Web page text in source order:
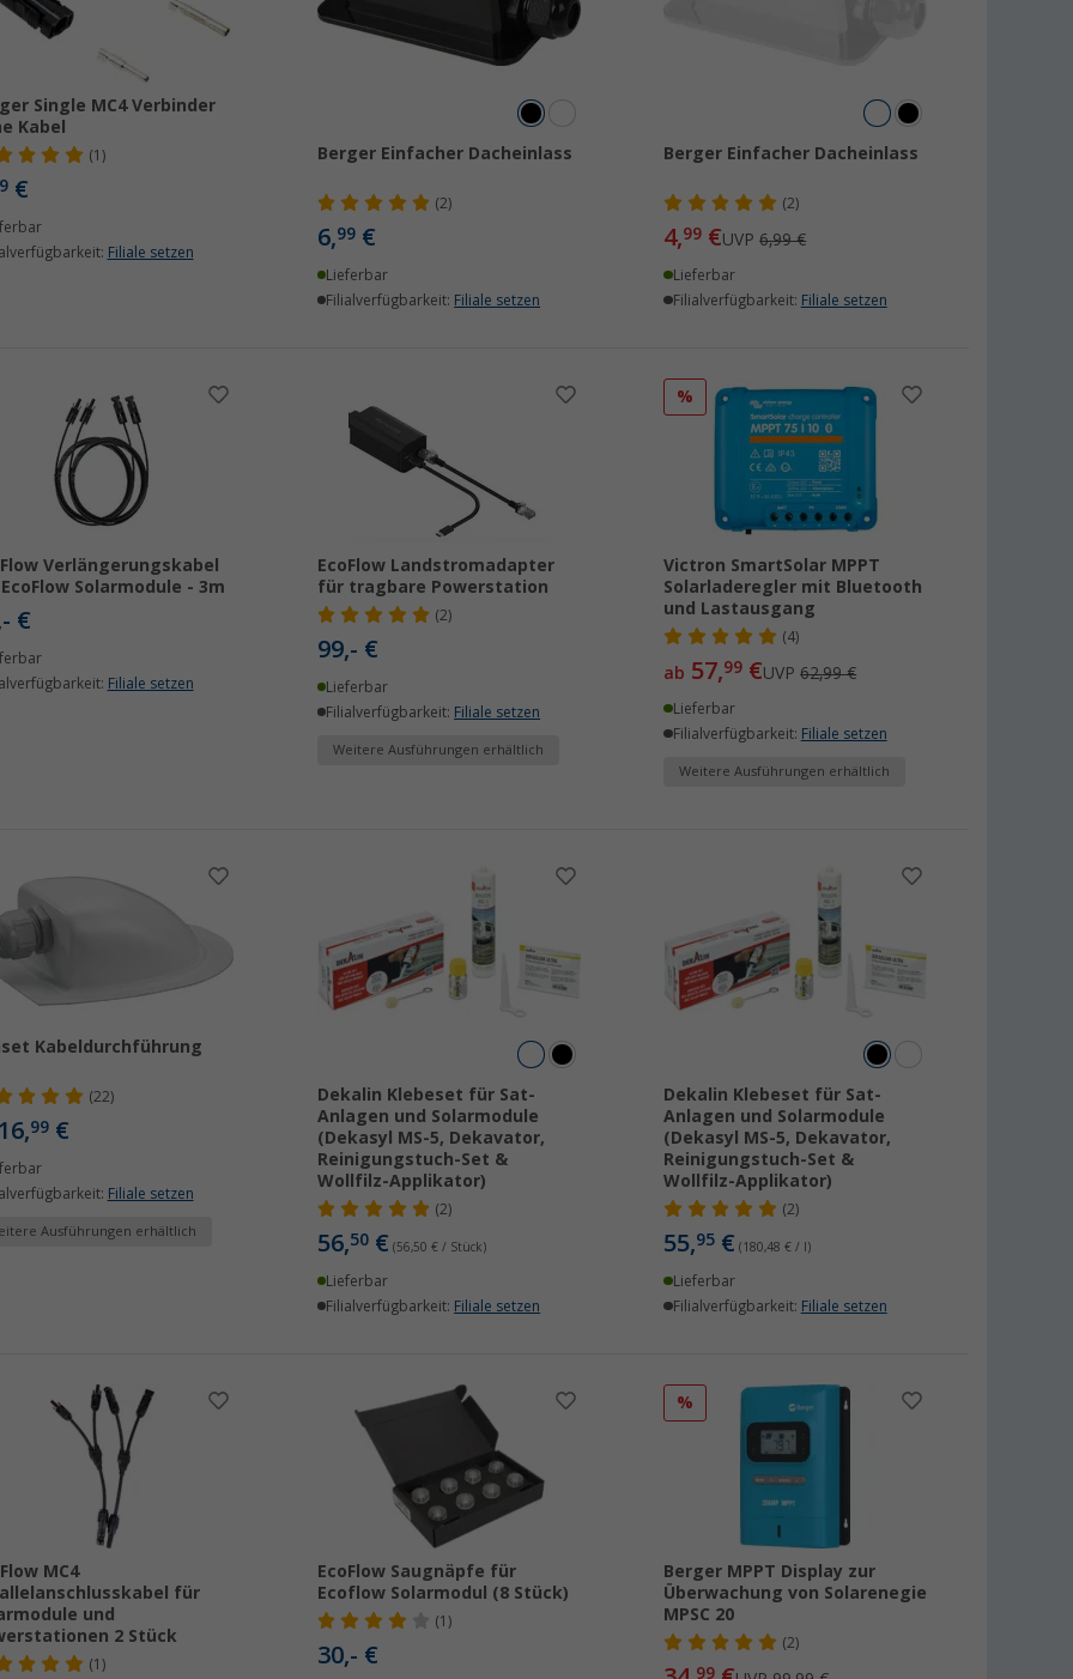
Single MC4 Verbinder
Kabel
(1)
€
Filiale setzen
Berger Einfacher Dacheinlass
(2)
6,99€
Lieferbar
Filialverfügbarkeit: Filiale setzen
Berger Einfacher Dacheinlass
(2)
4,99 €UVP6,99 €
Lieferbar
Filialverfügbarkeit: Filiale setzen
Verlängerungskabel
Solarmodule - 3m
€
Filiale setzen
EcoFlow Landstromadapter
für tragbare Powerstation
(2)
99,- €
Lieferbar
Filialverfügbarkeit: Filiale setzen
Weitere Ausführungen erhältlich
%
Victron SmartSolar MPPT
Solarladeregler mit Bluetooth
und Lastausgang
(4)
ab 57,99 €UVP62,99 €
Lieferbar
Filialverfügbarkeit: Filiale setzen
Weitere Ausführungen erhältlich
Kabeldurchführung
(22)
16,99 €
Filiale setzen
Ausführungen erhältlich
Dekalin Klebeset für Sat-
Anlagen und Solarmodule
(Dekasyl MS-5, Dekavator,
Reinigungstuch-Set &
Wollfilz-Applikator)
(2)
56,50€ (56,50 € / Stück)
Lieferbar
Filialverfügbarkeit: Filiale setzen
Dekalin Klebeset für Sat-
Anlagen und Solarmodule
(Dekasyl MS-5, Dekavator,
Reinigungstuch-Set &
Wollfilz-Applikator)
(2)
55,95 € (180,48 € / l)
Lieferbar
Filialverfügbarkeit: Filiale setzen
MC4
für
und
2 Stück
(1)
EcoFlow Saugnäpfe für
Ecoflow Solarmodul (8 Stück)
(1)
30,- €
%
Berger MPPT Display zur
Überwachung von Solarenegie
MPSC 20
(2)
99